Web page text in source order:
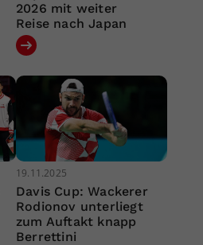
2026 mit weiter
Reise nach Japan
19.11.2025
Davis Cup: Wackerer
Rodionov unterliegt
zum Auftakt knapp
Berrettini